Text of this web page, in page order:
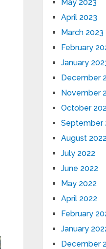
May 2023
April 2023
March 2023
February
January
December
November
October
September
August
July 2022
June 2022
May 2022
April 2022
February
January
December